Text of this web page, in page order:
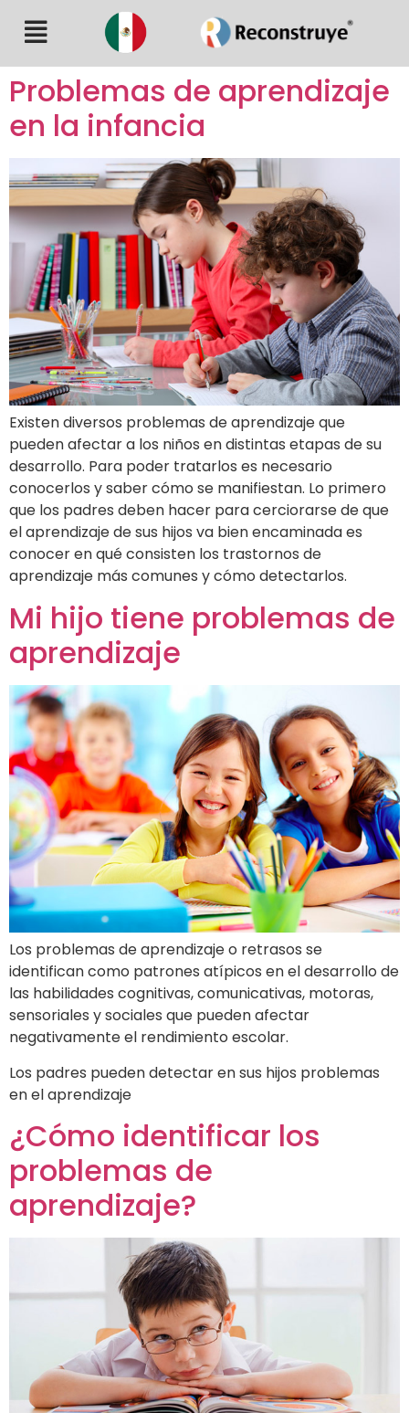
Problemas de aprendizaje
en la infancia
Existen diversos problemas de aprendizaje que
pueden afectar a los niños en distintas etapas de su
desarrollo. Para poder tratarlos es necesario
conocerlos y saber cómo se manifiestan. Lo primero
que los padres deben hacer para cerciorarse de que
el aprendizaje de sus hijos va bien encaminada es
conocer en qué consisten los trastornos de
aprendizaje más comunes y cómo detectarlos.
Mi hijo tiene problemas de
aprendizaje
Los problemas de aprendizaje o retrasos se
identifican como patrones atípicos en el desarrollo de
las habilidades cognitivas, comunicativas, motoras,
sensoriales y sociales que pueden afectar
negativamente el rendimiento escolar.
Los padres pueden detectar en sus hijos problemas
en el aprendizaje
¿Cómo identificar los
problemas de
aprendizaje?